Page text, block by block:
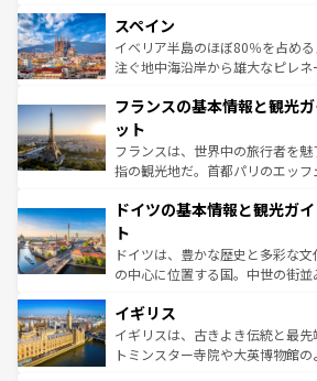
ろん、トスカーナの美しい田園風
景など、自然景観も見逃せない
ピザやパスタなど、絶品のイタ
ませてくれるイタリアで、忘れら
なお、新着のイタリア情報は
しい。
スペイン
イベリア半島のほぼ80％を占め
注ぐ地中海沿岸から雄大なピレ
文化が根付くこの国では、情熱的
れる闘牛、そして美味しいタパス
る。首都マドリードの洗練され
アートに溢れた街角から、地方
せる。地方によって風土や気候が
ンテンツ一覧 を参照してほしい。
フランスの基本情報と観光
ット
フランスは、世界中の旅行者を
指の観光地だ。首都パリのエッ
で、幅広い魅力が詰まっている。
聖堂、美しいビーチ、そして豊か
から魅了する。また、フランス
れ、フランス料理はユネスコ無
香り高いラベンダー畑など、多彩
らに、パリ以外の地域にも魅力
も豊かな歴史と文化が息づいてい
ドイツの基本情報と観光ガ
ト
ドイツは、豊かな歴史と多彩な
の中心に位置する国。中世の街
顔を持つこの国は、どこを歩いて
ルリンの文化的活気、バイエル
してライン川沿いのワイン畑と
イギリス
イギリスは、古きよき伝統と最
トミンスター寺院や大英博物館